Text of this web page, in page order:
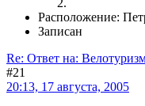
Расположение:
Записан
Re: Ответ на:
#21
20:13, 17 августа, 2005